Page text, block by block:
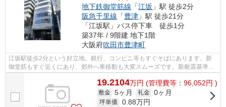
地下鉄御堂筋線 「江坂 」駅 徒歩2分
阪急千里線 「豊津 」駅 徒歩21分
「江坂駅」バス停下車 徒歩1分
築37年 / 9階建 地下1階
大阪府吹田市豊津町
江坂駅徒歩2分という好立地。銀行、コンビニ等もすぐそばにあります。新
御堂筋もすぐ近くにあり、郊外へ車移動も大変スムーズです。新耐震基準を
19.2104万円 (管理費等：96,052円 )
敷金 5ヶ月 礼金 0ヶ月
坪単価 0.88万円